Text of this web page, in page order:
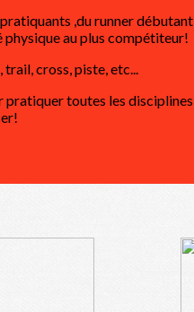
,du runner débutant
au plus compétiteur!
cross, piste, etc...
pratiquer toutes les disciplines